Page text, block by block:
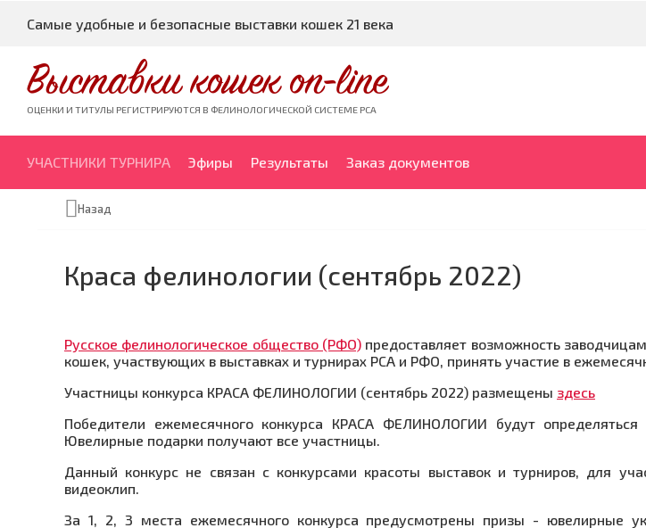
Самые удобные и безопасные выставки кошек 21 века
Выставки кошек on-line
ОЦЕНКИ И ТИТУЛЫ РЕГИСТРИРУЮТСЯ В ФЕЛИНОЛОГИЧЕСКОЙ СИСТЕМЕ PCA
УЧАСТНИКИ ТУРНИРА Эфиры Результаты Заказ документов
Назад
Краса фелинологии (сентябрь 2022)
Русское фелинологическое общество (РФО) предоставляет возможность
кошек, участвующих в выставках и турнирах PCA и РФО, принять участие в
Участницы конкурса КРАСА ФЕЛИНОЛОГИИ (сентябрь 2022) размещены здесь
Победители ежемесячного конкурса КРАСА ФЕЛИНОЛОГИИ будут
Ювелирные подарки получают все участницы.
Данный конкурс не связан с конкурсами красоты выставок и турниров, для
видеоклип.
За 1, 2, 3 места ежемесячного конкурса предусмотрены призы - ювелирные